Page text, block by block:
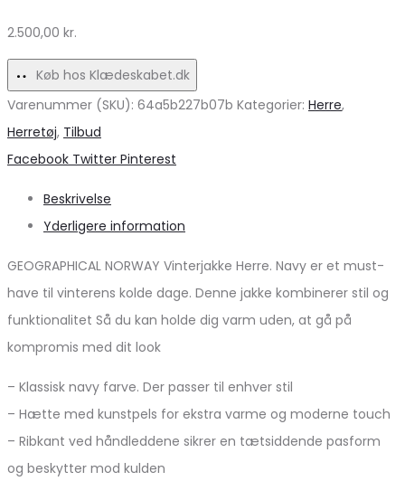
2.500,00 kr.
Køb hos Klædeskabet.dk
Varenummer (SKU): 64a5b227b07b Kategorier: Herre,
Herretøj, Tilbud
Share
Facebook Twitter Pinterest
Beskrivelse
Yderligere information
GEOGRAPHICAL NORWAY Vinterjakke Herre. Navy er et must-
have til vinterens kolde dage. Denne jakke kombinerer stil og
funktionalitet Så du kan holde dig varm uden, at gå på
kompromis med dit look
– Klassisk navy farve. Der passer til enhver stil
– Hætte med kunstpels for ekstra varme og moderne touch
– Ribkant ved håndleddene sikrer en tætsiddende pasform
og beskytter mod kulden